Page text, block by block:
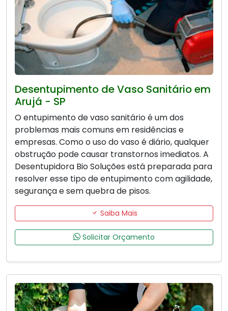
Desentupimento de Vaso Sanitário em
Arujá - SP
O entupimento de vaso sanitário é um dos
problemas mais comuns em residências e
empresas. Como o uso do vaso é diário, qualquer
obstrução pode causar transtornos imediatos. A
Desentupidora Bio Soluções está preparada para
resolver esse tipo de entupimento com agilidade,
segurança e sem quebra de pisos.
Saiba Mais
Solicitar Orçamento